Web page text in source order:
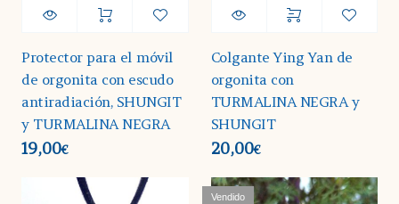
Protector para el móvil
de orgonita con escudo
antiradiación, SHUNGIT
y TURMALINA NEGRA
19,00€
Colgante Ying Yan de
orgonita con
TURMALINA NEGRA y
SHUNGIT
20,00€
Vendido